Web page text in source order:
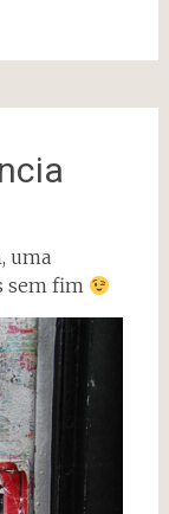
uma
sem fim